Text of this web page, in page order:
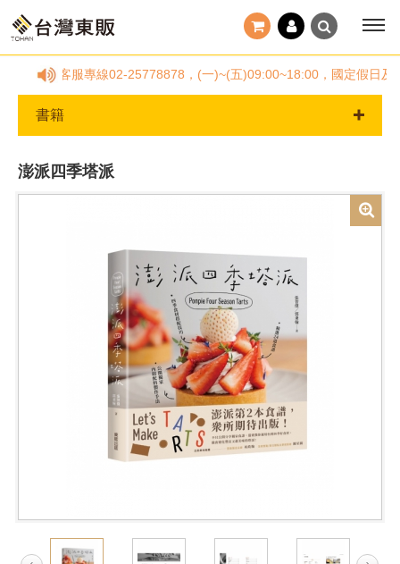
請撥客服專線02-25778878，(一)~(五)09:00~18:00，國定假日及非
書籍
澎派四季塔派